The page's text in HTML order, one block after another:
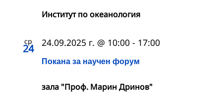
Институт по океанология
ср
24
Покана за научен форум
24.09.2025 г. @ 10:00 - 17:00
зала "Проф. Марин Дринов"